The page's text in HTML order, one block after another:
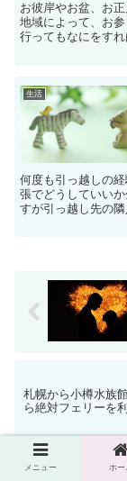
お彼岸やお盆、お
地域によって、お
行ってもなにをす
生活
何度も引っ越しの
張でどうしていい
すが引っ越し先の
札幌から小樽水族
ら絶対フェリーを
メニュー ホー